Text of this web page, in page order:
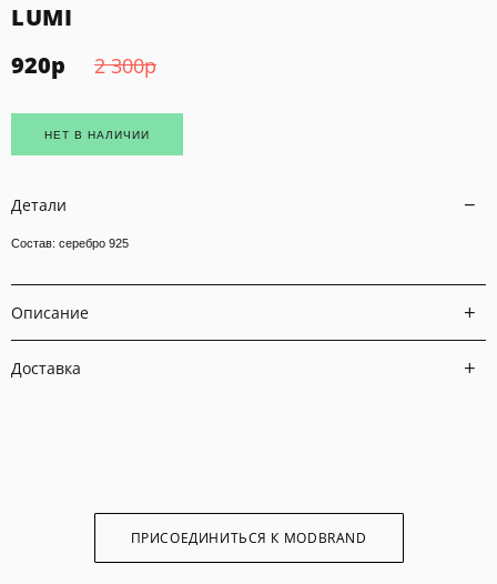
LUMI
920р 2 300р
НЕТ В НАЛИЧИИ
Детали
Состав: серебро 925
Описание
Доставка
ПРИСОЕДИНИТЬСЯ К MODBRAND